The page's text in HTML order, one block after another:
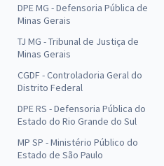
DPE MG - Defensoria Pública de
Minas Gerais
TJ MG - Tribunal de Justiça de
Minas Gerais
CGDF - Controladoria Geral do
Distrito Federal
DPE RS - Defensoria Pública do
Estado do Rio Grande do Sul
MP SP - Ministério Público do
Estado de São Paulo